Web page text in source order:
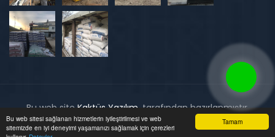
Tamam
Bu web sitesi sağlanan hizmetlerin iyileştirilmesi ve web
sitemizde en iyi deneyimi yaşamanızı sağlamak için çerezleri
Bu web site Kaktüs Yazılım . tarafından hazırlanmıştır.